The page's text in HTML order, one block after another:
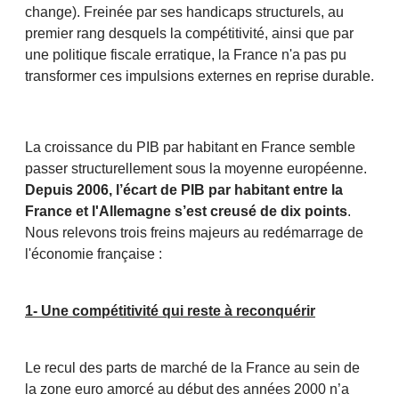
change). Freinée par ses handicaps structurels, au
premier rang desquels la compétitivité, ainsi que par
une politique fiscale erratique, la France n'a pas pu
transformer ces impulsions externes en reprise durable.
La croissance du PIB par habitant en France semble
passer structurellement sous la moyenne européenne.
Depuis 2006, l’écart de PIB par habitant entre la
France et l'Allemagne s’est creusé de dix points.
Nous relevons trois freins majeurs au redémarrage de
l'économie française :
1- Une compétitivité qui reste à reconquérir
Le recul des parts de marché de la France au sein de
la zone euro amorcé au début des années 2000 n’a